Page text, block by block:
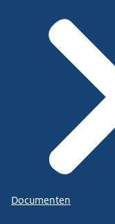
Documenten